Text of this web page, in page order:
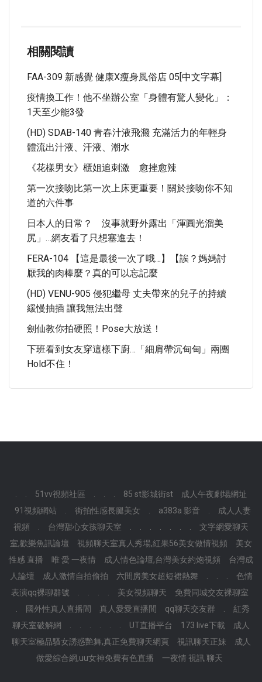
相關閱讀
FAA-309 新感覺 健康x瘦身風俗店 05[中文字幕]
疫情換工作！他不坐辦公室「身體有驚人變化」：
1天至少能3發
(HD) SDAB-140 青春汁液飛濺 充滿活力的年輕身
體流出汁液、汗液、潮水
《花樣男女》櫃姐追刺激 愈挫愈辣
第一次接吻比第一次上床更重要！關於接吻你不知
道的六件事
日本人的日常？ 沒事就野外露出「渾圓光溜美
尻」…網友看了只想塞進去！
FERA-104 【這是最後一次了哦…】【誒？媽媽討
厭我的肉棒麼？真的可以忘記麼
(HD) VENU-905 侵犯繼母 丈夫帶來的兒子的持續
緩慢抽插 讓我無法出聲
劍仙教你拍硬照！Pose大放送！
下班看到女友穿這樣下廚…「細肩帶沉甸甸」兩團
Hold不住！
51vv視頻社區 85 st影城街st
成人午夜劇場網址
91視頻網站
街拍性感長腿美女 a383a 影音
成人人妻
視頻
台灣甜心女孩聊天室
文字網愛聊天
室,歡樂魚訊論壇
視頻聊天室真人秀場,紅果56美女做情視頻
美女
性感 直播
唯 愛 一夜情 成人情色論壇,台灣美女約炮視頻
台灣成
人論壇
成人激情自拍偷拍 六間房美女超短裙熱舞
色情
表演qq裸聊群號
美女視頻聊天
免費同城交友裸聊室
國外性真人直播間 真人愛愛直播間 qq聊天交友群
紅秀
聊天室破解網
UT直播平台 173 live下載
成人
聊天室極品騷女誘惑艷舞,真正免費聊天網頁
視訊聊天正妹
成人
做愛綜合網,uu女神免費有色直播
一夜情 視訊 聊天